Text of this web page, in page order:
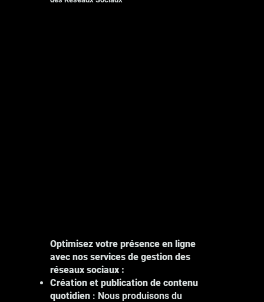
Optimisez votre présence en ligne
avec nos services de gestion des
réseaux sociaux :
Création et publication de contenu
quotidien: Nous produisons du